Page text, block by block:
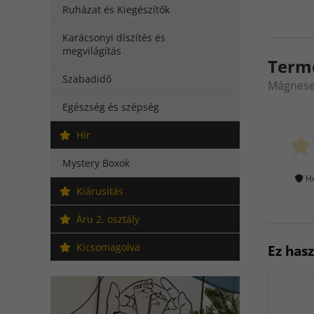
Ruházat és Kiegészítők
Karácsonyi díszítés és
megvilágítás
Szabadidő
Egészség és szépség
Hír
Mystery Boxok
Kiárusítás
Áru 2. osztály
Kicsomagolva Ez